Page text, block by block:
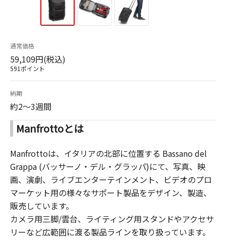
通常価格
59,109円(税込)
591ポイント
納期
約2～3週間
Manfrottoとは
Manfrottoは、イタリアの北部に位置する Bassano del
Grappa (バッサーノ・デル・グラッパ)にて、写真、映
画、演劇、ライブエンターテインメント、ビデオのプロ
マーケット用の様々なサポート製品をデザイン、製造、
販売しています。
カメラ用三脚/雲台、ライティング用スタンドやアクセサ
リーなど広範囲に渡る製品ラインを取り扱っています。